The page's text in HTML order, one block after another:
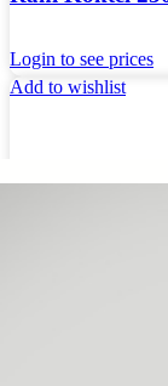
Login to see prices
Add to wishlist